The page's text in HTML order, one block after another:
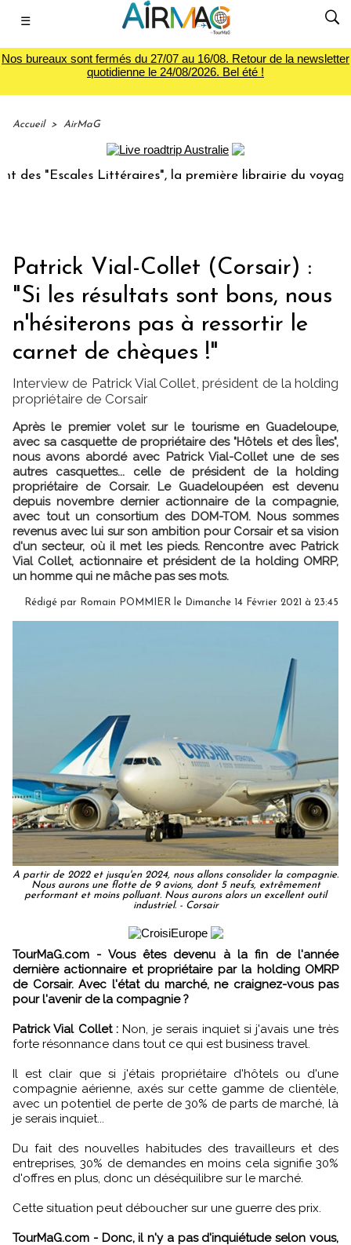
☰
Nos bureaux sont fermés du 27/07 au 16/08. Retour de la newsletter
quotidienne le 24/08/2026. Bel été !
Accueil > AirMaG
Littéraires", la première librairie du voyage Le
Patrick Vial-Collet (Corsair) :
"Si les résultats sont bons, nous
n'hésiterons pas à ressortir le
carnet de chèques !"
Interview de Patrick Vial Collet, président de la holding
propriétaire de Corsair
Après le premier volet sur le tourisme en Guadeloupe,
avec sa casquette de propriétaire des "Hôtels et des Îles",
nous avons abordé avec Patrick Vial-Collet une de ses
autres casquettes... celle de président de la holding
propriétaire de Corsair. Le Guadeloupéen est devenu
depuis novembre dernier actionnaire de la compagnie,
avec tout un consortium des DOM-TOM. Nous sommes
revenus avec lui sur son ambition pour Corsair et sa vision
d'un secteur, où il met les pieds. Rencontre avec Patrick
Vial Collet, actionnaire et président de la holding OMRP,
un homme qui ne mâche pas ses mots.
Rédigé par Romain POMMIER le Dimanche 14 Février 2021 à 23:45
A partir de 2022 et jusqu'en 2024, nous allons consolider la compagnie.
Nous aurons une flotte de 9 avions, dont 5 neufs, extrêmement
performant et moins polluant. Nous aurons alors un excellent outil
industriel. - Corsair
TourMaG.com - Vous êtes devenu à la fin de l'année
dernière actionnaire et propriétaire par la holding OMRP
de Corsair. Avec l'état du marché, ne craignez-vous pas
pour l'avenir de la compagnie ?
Patrick Vial Collet : Non, je serais inquiet si j'avais une très
forte résonnance dans tout ce qui est business travel.
Il est clair que si j'étais propriétaire d'hôtels ou d'une
compagnie aérienne, axés sur cette gamme de clientèle,
avec un potentiel de perte de 30% de parts de marché, là
je serais inquiet...
Du fait des nouvelles habitudes des travailleurs et des
entreprises, 30% de demandes en moins cela signifie 30%
d'offres en plus, donc un déséquilibre sur le marché.
Cette situation peut déboucher sur une guerre des prix.
TourMaG.com - Donc, il n'y a pas d'inquiétude selon vous,